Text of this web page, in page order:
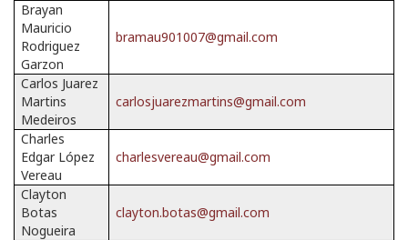
Brayan
Mauricio
Rodriguez
Garzon
bramau901007@gmail.com
Carlos Juarez
Martins
Medeiros
carlosjuarezmartins@gmail.com
Charles
Edgar López
Vereau
charlesvereau@gmail.com
Clayton
Botas
Nogueira
clayton.botas@gmail.com